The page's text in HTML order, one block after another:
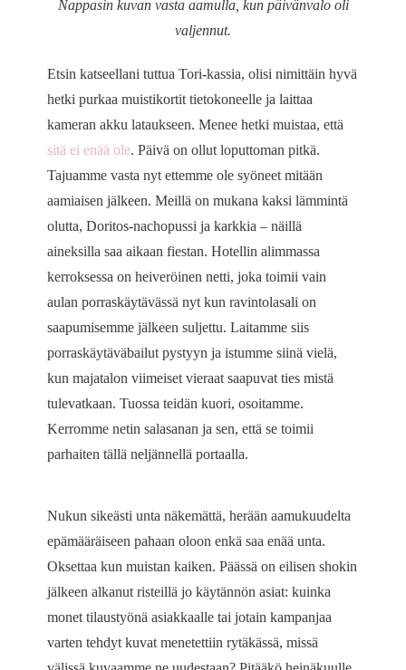
Nappasin kuvan vasta aamulla, kun päivänvalo oli
valjennut.
Etsin katseellani tuttua Tori-kassia, olisi nimittäin hyvä
hetki purkaa muistikortit tietokoneelle ja laittaa
kameran akku lataukseen. Menee hetki muistaa, että
sitä ei enää ole. Päivä on ollut loputtoman pitkä.
Tajuamme vasta nyt ettemme ole syöneet mitään
aamiaisen jälkeen. Meillä on mukana kaksi lämmintä
olutta, Doritos-nachopussi ja karkkia – näillä
aineksilla saa aikaan fiestan. Hotellin alimmassa
kerroksessa on heiveröinen netti, joka toimii vain
aulan porraskäytävässä nyt kun ravintolasali on
saapumisemme jälkeen suljettu. Laitamme siis
porraskäytäväbailut pystyyn ja istumme siinä vielä,
kun majatalon viimeiset vieraat saapuvat ties mistä
tulevatkaan. Tuossa teidän kuori, osoitamme.
Kerromme netin salasanan ja sen, että se toimii
parhaiten tällä neljännellä portaalla.
Nukun sikeästi unta näkemättä, herään aamukuudelta
epämääräiseen pahaan oloon enkä saa enää unta.
Oksettaa kun muistan kaiken. Päässä on eilisen shokin
jälkeen alkanut risteillä jo käytännön asiat: kuinka
monet tilaustyönä asiakkaalle tai jotain kampanjaa
varten tehdyt kuvat menetettiin rytäkässä, missä